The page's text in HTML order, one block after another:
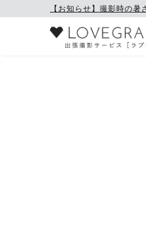
【お知らせ】撮影時の暑